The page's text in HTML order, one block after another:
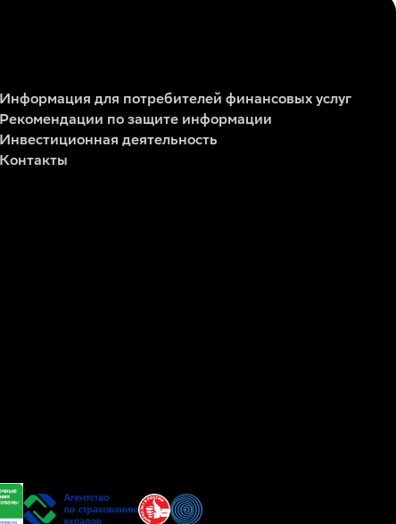
Информация для потребителей финансовых услуг
Рекомендации по защите информации
Инвестиционная деятельность
Контакты